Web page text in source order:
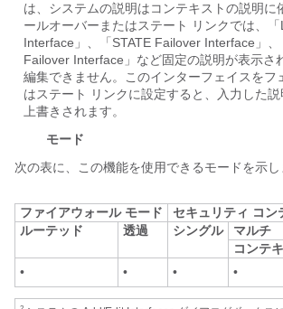
は、システムの説明はコンテキストの説明に
ールオーバーまたはステート リンクでは、
Interface」、「STATE Failover Interface」、
Failover Interface」など固定の説明が表示さ
編集できません。このインターフェイスをフ
はステート リンクに設定すると、入力した
上書きされます。
モード
次の表に、この機能を使用できるモードを示し
ファイアウォール モード
セキュリティ コン
ルーテッド
透過 シングル
マルチ
コンテ
•
• • •